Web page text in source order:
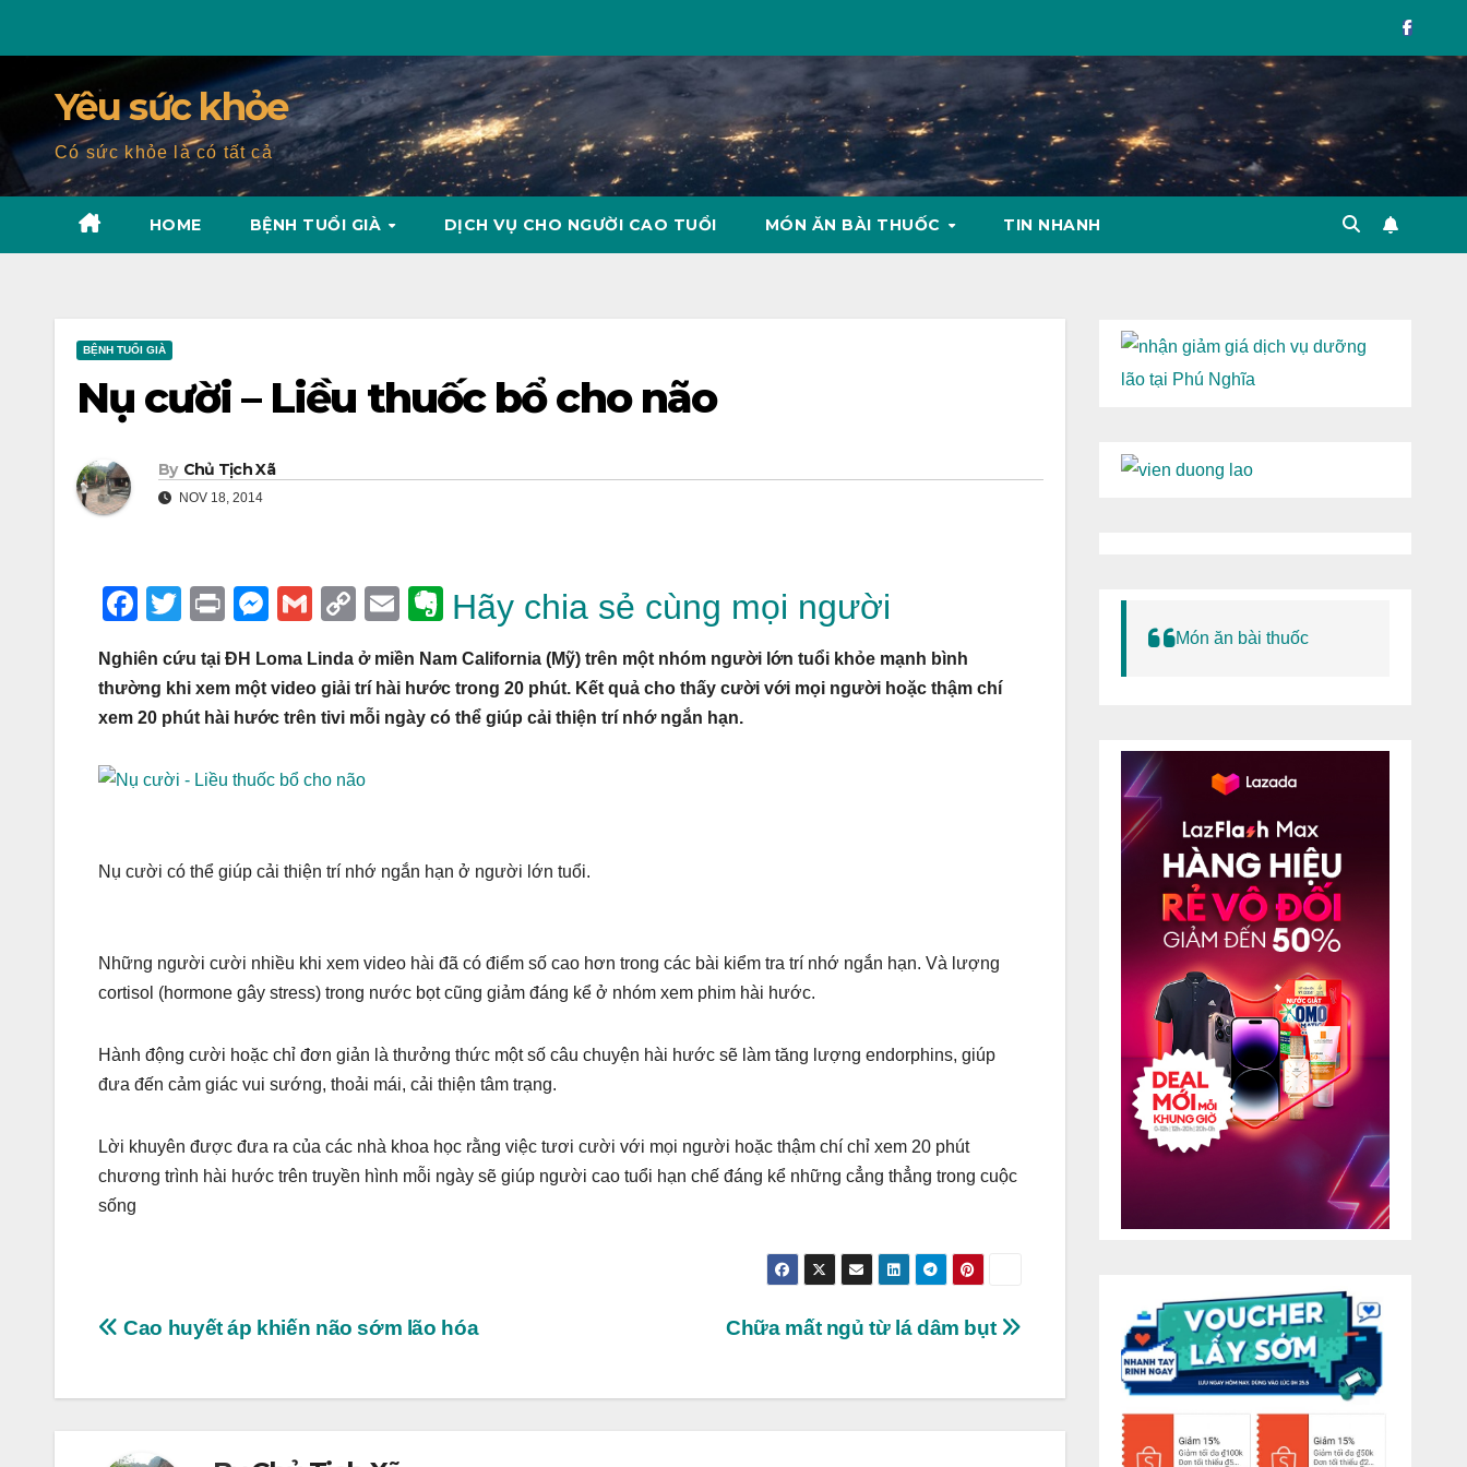
Yêu sức khỏe
Có sức khỏe là có tất cả
HOME BỆNH TUỔI GIÀ DỊCH VỤ CHO NGƯỜI CAO TUỔI MÓN ĂN BÀI THUỐC TIN NHANH
BỆNH TUỔI GIÀ
Nụ cười – Liều thuốc bổ cho não
By Chủ Tịch Xã
NOV 18, 2014
F
c
e
o
T
tt
er
Pr
t
M
ss
e
g
G
ail
C
p
y
n
E
ail
E
er
n
Hãy chia sẻ cùng mọi người
Nghiên cứu tại ĐH Loma Linda ở miền Nam California (Mỹ) trên một nhóm người lớn tuổi khỏe mạnh bình
thường khi xem một video giải trí hài hước trong 20 phút. Kết quả cho thấy cười với mọi người hoặc thậm chí
xem 20 phút hài hước trên tivi mỗi ngày có thể giúp cải thiện trí nhớ ngắn hạn.
Nụ cười có thể giúp cải thiện trí nhớ ngắn hạn ở người lớn tuổi.
Những người cười nhiều khi xem video hài đã có điểm số cao hơn trong các bài kiểm tra trí nhớ ngắn hạn. Và lượng
cortisol (hormone gây stress) trong nước bọt cũng giảm đáng kể ở nhóm xem phim hài hước.
Hành động cười hoặc chỉ đơn giản là thưởng thức một số câu chuyện hài hước sẽ làm tăng lượng endorphins, giúp
đưa đến cảm giác vui sướng, thoải mái, cải thiện tâm trạng.
Lời khuyên được đưa ra của các nhà khoa học rằng việc tươi cười với mọi người hoặc thậm chí chỉ xem 20 phút
chương trình hài hước trên truyền hình mỗi ngày sẽ giúp người cao tuổi hạn chế đáng kể những cẳng thẳng trong cuộc
sống
Post
Chữa mất ngủ từ lá dâm bụt
Cao huyết áp khiến não sớm lão hóa
Món ăn bài thuốc